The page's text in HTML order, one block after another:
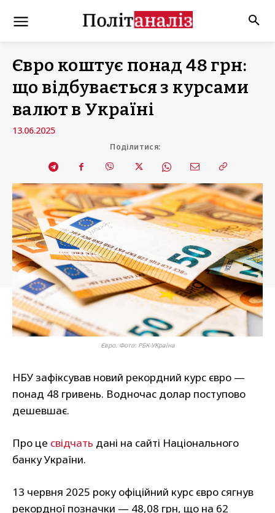
Євро коштує понад 48 грн:
що відбувається з курсами
валют в Україні
13.06.2025
Поділитися:
Євро. Фото: РБК-УКраїна
НБУ зафіксував новий рекордний курс євро —
понад 48 гривень. Водночас долар поступово
дешевшає.
Про це свідчать дані на сайті Національного
банку України.
13 червня 2025 року офіційний курс євро сягнув
рекордної позначки — 48,08 грн, що на 62